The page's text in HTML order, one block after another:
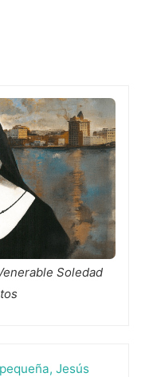
Soledad
Jesús